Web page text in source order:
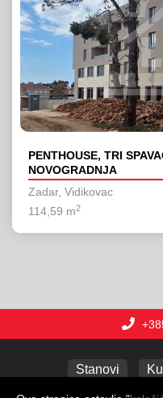
PENTHOUSE, TRI
NOVOGRADNJA
Zadar, Vidikovac
114,59 m2
Stanovi